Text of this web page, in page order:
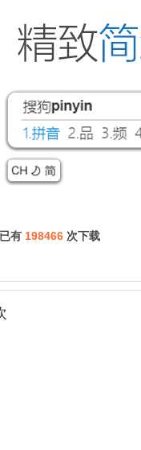
已有 198466 次下载